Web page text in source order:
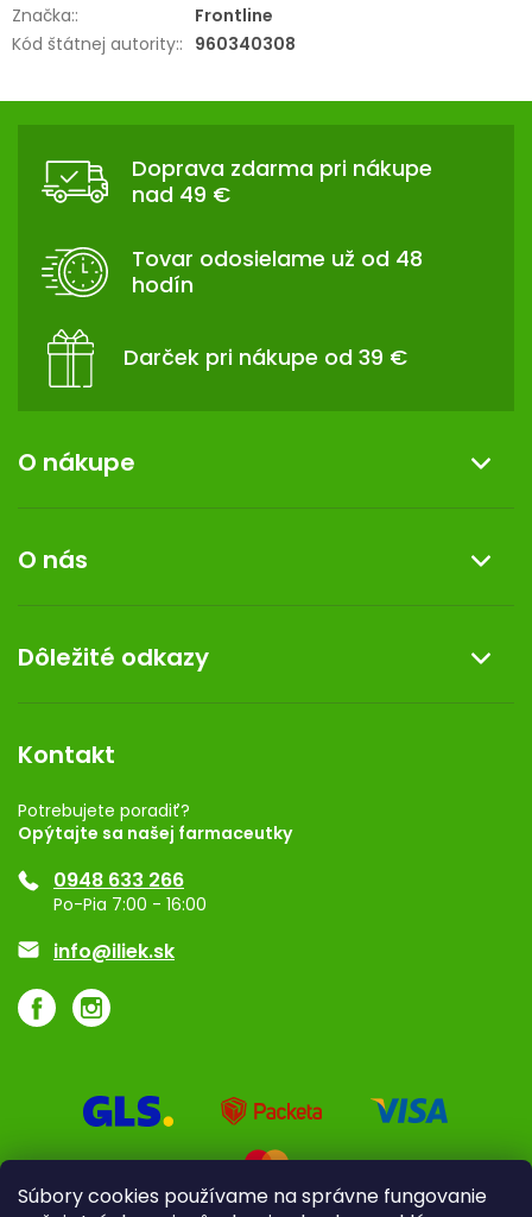
Súbory cookies používame na správne fungovanie
Značka::
Frontline
Kód štátnej autority:: 960340308
Doprava zdarma pri nákupe
nad 49 €
Tovar odosielame už od 48
hodín
Darček pri nákupe od 39 €
O nákupe
Reklamácia a vrátenie tovaru
Doprava a platba
Darček k nákupu
O nás
Kontakt
Dermocentrum
Dôležité odkazy
Rozhodnutie na prevádzku
Registrácia
Ponuka pre firmy
Značky
Kontakt
Potrebujete poradiť?
Opýtajte sa našej farmaceutky
0948 633 266
Po-Pia 7:00 - 16:00
info@iliek.sk